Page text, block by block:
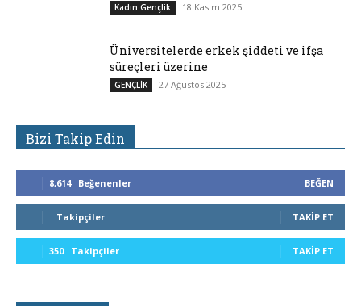
Kadın Gençlik 18 Kasım 2025
Üniversitelerde erkek şiddeti ve ifşa
süreçleri üzerine
GENÇLİK 27 Ağustos 2025
Bizi Takip Edin
8,614 Beğenenler BEĞEN
Takipçiler TAKIP ET
350 Takipçiler TAKIP ET